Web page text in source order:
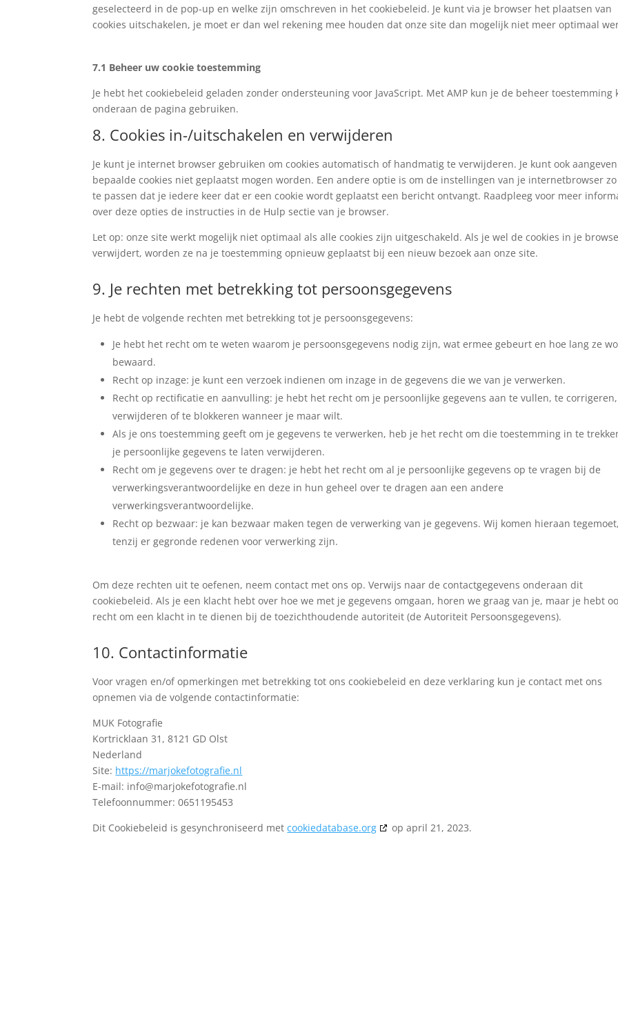
geselecteerd in de pop-up en welke zijn omschreven in het cookiebeleid. Je kunt via je browser het plaatsen van
cookies uitschakelen, je moet er dan wel rekening mee houden dat onze site dan mogelijk niet meer optimaal
7.1 Beheer uw cookie toestemming
Je hebt het cookiebeleid geladen zonder ondersteuning voor JavaScript. Met AMP kun je de beheer toestemming
onderaan de pagina gebruiken.
8. Cookies in-/uitschakelen en verwijderen
Je kunt je internet browser gebruiken om cookies automatisch of handmatig te verwijderen. Je kunt ook
bepaalde cookies niet geplaatst mogen worden. Een andere optie is om de instellingen van je internetbrowser zo
te passen dat je iedere keer dat er een cookie wordt geplaatst een bericht ontvangt. Raadpleeg voor meer
over deze opties de instructies in de Hulp sectie van je browser.
Let op: onze site werkt mogelijk niet optimaal als alle cookies zijn uitgeschakeld. Als je wel de cookies in je
verwijdert, worden ze na je toestemming opnieuw geplaatst bij een nieuw bezoek aan onze site.
9. Je rechten met betrekking tot persoonsgegevens
Je hebt de volgende rechten met betrekking tot je persoonsgegevens:
Je hebt het recht om te weten waarom je persoonsgegevens nodig zijn, wat ermee gebeurt en hoe lang ze
bewaard.
Recht op inzage: je kunt een verzoek indienen om inzage in de gegevens die we van je verwerken.
Recht op rectificatie en aanvulling: je hebt het recht om je persoonlijke gegevens aan te vullen, te
verwijderen of te blokkeren wanneer je maar wilt.
Als je ons toestemming geeft om je gegevens te verwerken, heb je het recht om die toestemming in te
je persoonlijke gegevens te laten verwijderen.
Recht om je gegevens over te dragen: je hebt het recht om al je persoonlijke gegevens op te vragen bij de
verwerkingsverantwoordelijke en deze in hun geheel over te dragen aan een andere
verwerkingsverantwoordelijke.
Recht op bezwaar: je kan bezwaar maken tegen de verwerking van je gegevens. Wij komen hieraan tegemoet,
tenzij er gegronde redenen voor verwerking zijn.
Om deze rechten uit te oefenen, neem contact met ons op. Verwijs naar de contactgegevens onderaan dit
cookiebeleid. Als je een klacht hebt over hoe we met je gegevens omgaan, horen we graag van je, maar je hebt
recht om een klacht in te dienen bij de toezichthoudende autoriteit (de Autoriteit Persoonsgegevens).
10. Contactinformatie
Voor vragen en/of opmerkingen met betrekking tot ons cookiebeleid en deze verklaring kun je contact met ons
opnemen via de volgende contactinformatie:
MUK Fotografie
Kortricklaan 31, 8121 GD Olst
Nederland
Site: https://marjokefotografie.nl
E-mail: info@marjokefotografie.nl
Telefoonnummer: 0651195453
Dit Cookiebeleid is gesynchroniseerd metcookiedatabase.org op april 21, 2023.